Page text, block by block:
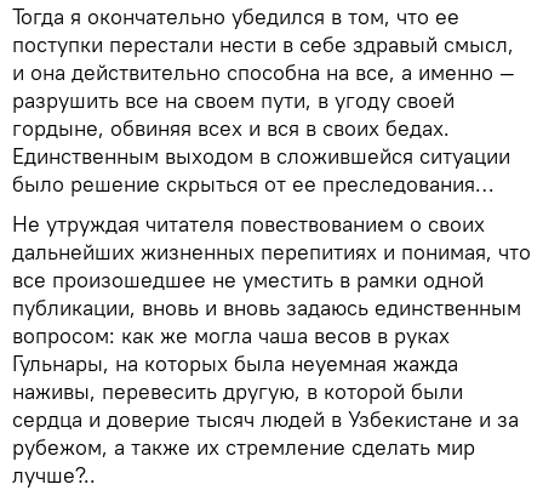
Тогда я окончательно убедился в том, что ее
поступки перестали нести в себе здравый смысл,
и она действительно способна на все, а именно —
разрушить все на своем пути, в угоду своей
гордыне, обвиняя всех и вся в своих бедах.
Единственным выходом в сложившейся ситуации
было решение скрыться от ее преследования…
Не утруждая читателя повествованием о своих
дальнейших жизненных перепитиях и понимая, что
все произошедшее не уместить в рамки одной
публикации, вновь и вновь задаюсь единственным
вопросом: как же могла чаша весов в руках
Гульнары, на которых была неуемная жажда
наживы, перевесить другую, в которой были
сердца и доверие тысяч людей в Узбекистане и за
рубежом, а также их стремление сделать мир
лучше?..